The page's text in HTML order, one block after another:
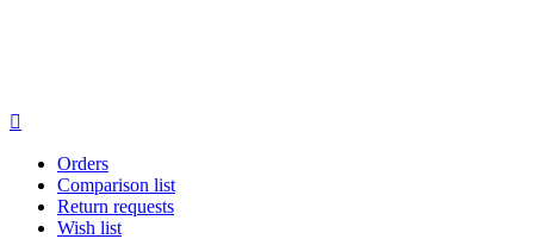

Orders
Comparison list
Return requests
Wish list